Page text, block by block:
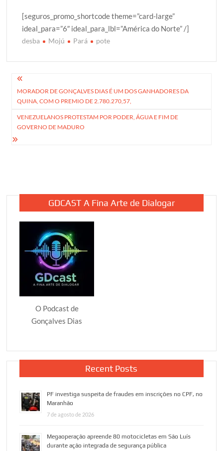
[seguros_promo_shortcode theme=”card-large”
ideal_para=”6″ ideal_para_lbl=”América do Norte” /]
desba Mojú Pará pote
Navegação
de
Post
MORADOR DE GONÇALVES DIAS É UM DOS GANHADORES DA
QUINA, COM O PREMIO DE 2.780.270,57,
VENEZUELANOS PROTESTAM POR PODER, ÁGUA E FIM DE
GOVERNO DE MADURO
GDCAST A Fina Arte de Dialogar
O Podcast de
Gonçalves Dias
Recent Posts
PF investiga suspeita de fraudes em inscrições no CPF, no
Maranhão
7 de agosto de 2026
Megaoperação apreende 80 motocicletas em São Luís
durante ação integrada de segurança pública